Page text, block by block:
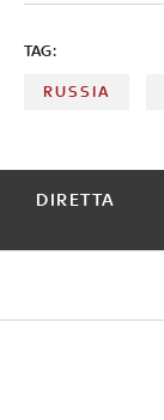
TAG:
RUSSIA
DIRETTA